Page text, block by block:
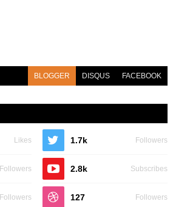
BLOGGER DISQUS FACEBOOK
Likes 1.7k Followers
Followers 2.8k Subscribes
Followers 127 Followers